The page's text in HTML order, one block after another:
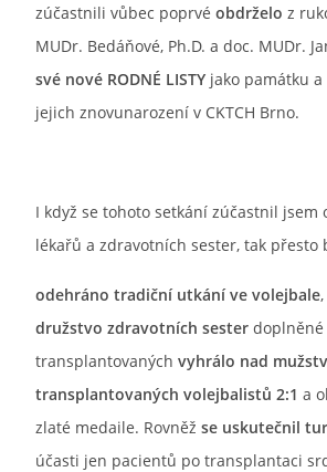
zúčastnili vůbec poprvé obdrželo z
MUDr. Bedáňové, Ph.D. a doc. MUDr.
své nové RODNÉ LISTY jako památku
jejich znovunarození v CKTCH Brno.
I když se tohoto setkání zúčastnil jsem
lékařů a zdravotních sester, tak přesto
odehráno tradiční utkání ve volejbale
družstvo zdravotních sester
transplantovaných vyhrálo nad
transplantovaných volejbalistů 2:1 a
zlaté medaile. Rovněž se uskutečnil
účasti jen pacientů po transplantaci